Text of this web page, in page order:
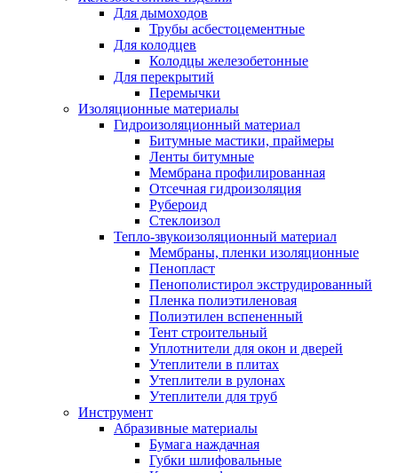
Для дымоходов
Трубы асбестоцементные
Для колодцев
Колодцы железобетонные
Для перекрытий
Перемычки
Изоляционные материалы
Гидроизоляционный материал
Битумные мастики, праймеры
Ленты битумные
Мембрана профилированная
Отсечная гидроизоляция
Рубероид
Стеклоизол
Тепло-звукоизоляционный материал
Мембраны, пленки изоляционные
Пенопласт
Пенополистирол экструдированный
Пленка полиэтиленовая
Полиэтилен вспененный
Тент строительный
Уплотнители для окон и дверей
Утеплители в плитах
Утеплители в рулонах
Утеплители для труб
Инструмент
Абразивные материалы
Бумага наждачная
Губки шлифовальные